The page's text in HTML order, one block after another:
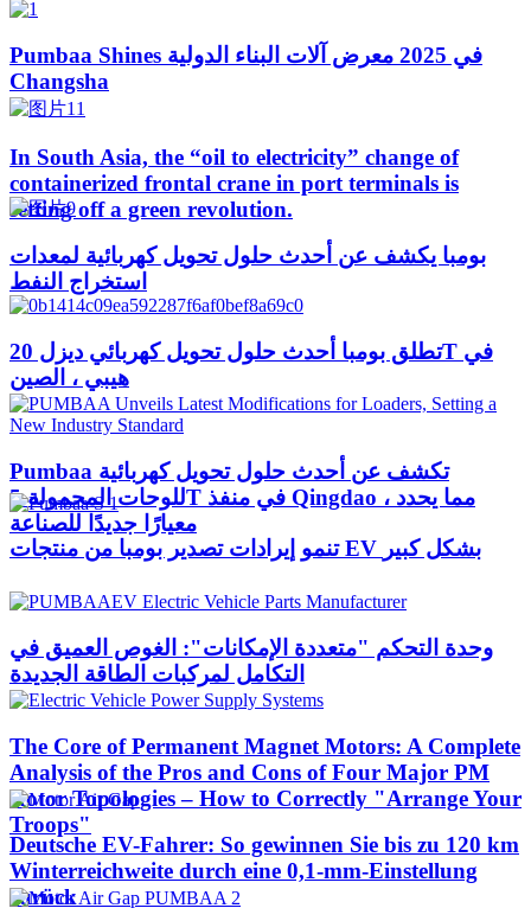
Pumbaa Shines في 2025 معرض آلات البناء الدولية
Changsha
In South Asia, the “oil to electricity” change of
containerized frontal crane in port terminals is
setting off a green revolution.
بومبا يكشف عن أحدث حلول تحويل كهربائية لمعدات
استخراج النفط
تطلق بومبا أحدث حلول تحويل كهربائي ديزل 20T في
هيبي ، الصين
Pumbaa تكشف عن أحدث حلول تحويل كهربائية
للوحات المحمولة 5T في منفذ Qingdao ، مما يحدد
معيارًا جديدًا للصناعة
تنمو إيرادات تصدير بومبا من منتجات EV بشكل كبير
وحدة التحكم "متعددة الإمكانات": الغوص العميق في
التكامل لمركبات الطاقة الجديدة
The Core of Permanent Magnet Motors: A Complete
Analysis of the Pros and Cons of Four Major PM
Rotor Topologies – How to Correctly "Arrange Your
Troops"
Deutsche EV-Fahrer: So gewinnen Sie bis zu 120 km
Winterreichweite durch eine 0,1-mm-Einstellung
zurück